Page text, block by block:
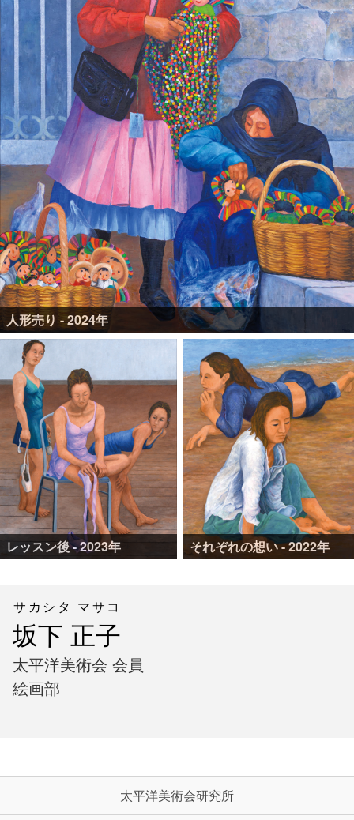
人形売り - 2024年
レッスン後 - 2023年 それぞれの想い - 2022年
坂下 正子
サカシタ マサコ
太平洋美術会 会員
絵画部
太平洋美術会研究所